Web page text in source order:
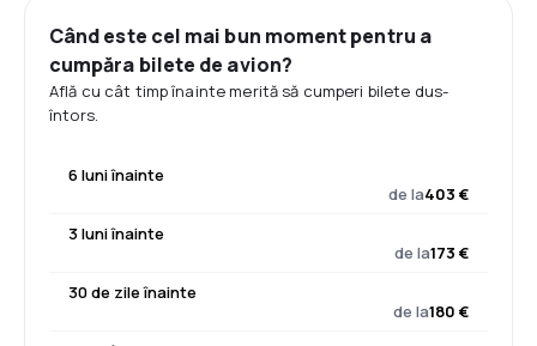
Când este cel mai bun moment pentru a
cumpăra bilete de avion?
Află cu cât timp înainte merită să cumperi bilete dus-
întors.
6 luni înainte
de la403 €
3 luni înainte
de la173 €
30 de zile înainte
de la180 €